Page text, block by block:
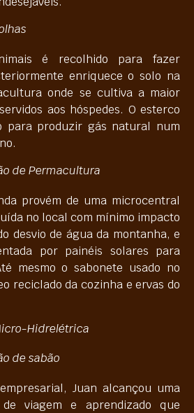
é recolhido para fazer
enriquece o solo na
onde se cultiva a maior
aos hóspedes. O esterco
para produzir gás natural num
de Permacultura
provém de uma microcentral
no local com mínimo impacto
desvio de água da montanha, e
por painéis solares para
mesmo o sabonete usado no
reciclado da cozinha e ervas do
Hidrelétrica
de sabão
Juan alcançou uma
viagem e aprendizado que